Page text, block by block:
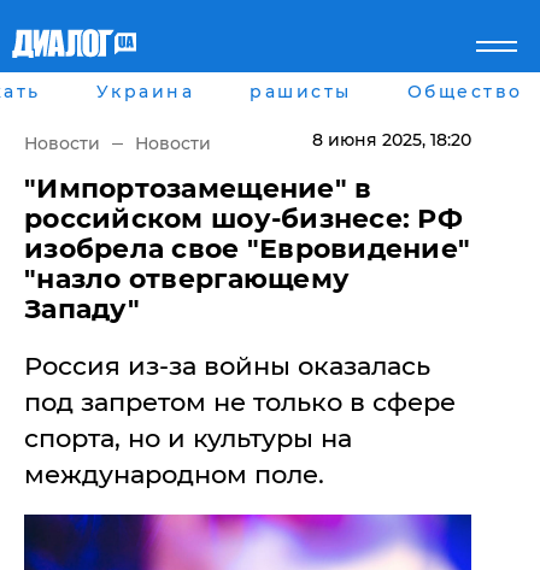
Главная
рассея
Мир
Беларусь
Военное обозрение
Наука и Техника
Экономика
Мнение
Пресса
Шоу-биз
Здоровье
Украина
Спорт
Культура
Города
Харьков
Днепр
Львов
Одесса
Крыму
"ДНР"
Здоровье
Помощь проекту
Украина рашисты Общество
Новости Новости 8 июня 2025, 18:20
"Импортозамещение" в
российском шоу-бизнесе: РФ
изобрела свое "Евровидение"
"назло отвергающему
Западу"
Россия из-за войны оказалась
под запретом не только в сфере
спорта, но и культуры на
международном поле.